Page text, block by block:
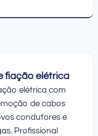
fiação elétrica
elétrica com
de cabos
condutores e
Profissional